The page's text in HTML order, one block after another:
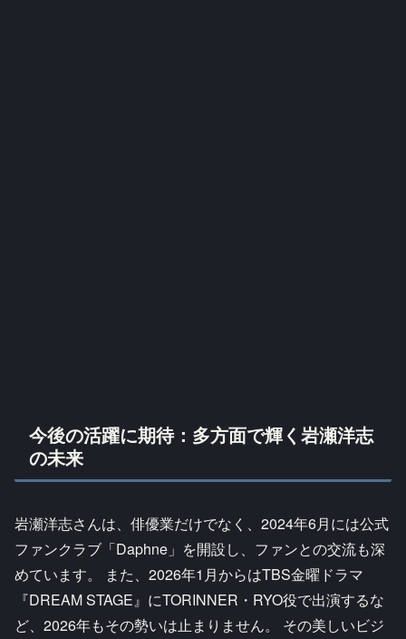
今後の活躍に期待：多方面で輝く岩瀬洋志
の未来
岩瀬洋志さんは、俳優業だけでなく、2024年6月には公式
ファンクラブ「Daphne」を開設し、ファンとの交流も深
めています。 また、2026年1月からはTBS金曜ドラマ
『DREAM STAGE』にTORINNER・RYO役で出演するな
ど、2026年もその勢いは止まりません。 その美しいビジ